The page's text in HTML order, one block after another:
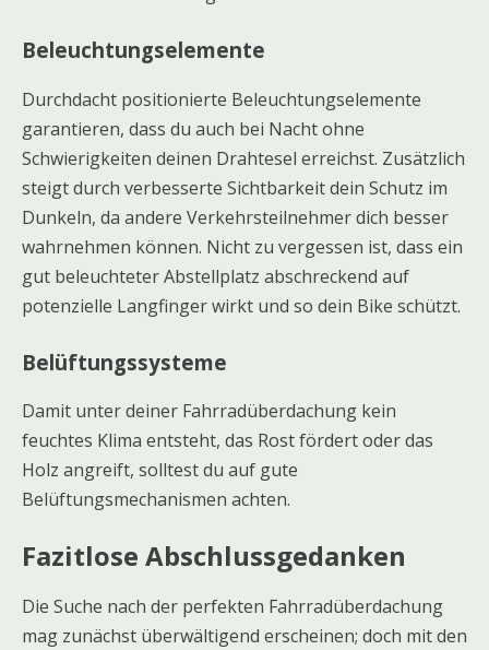
Beleuchtungselemente
Durchdacht positionierte Beleuchtungselemente
garantieren, dass du auch bei Nacht ohne
Schwierigkeiten deinen Drahtesel erreichst. Zusätzlich
steigt durch verbesserte Sichtbarkeit dein Schutz im
Dunkeln, da andere Verkehrsteilnehmer dich besser
wahrnehmen können. Nicht zu vergessen ist, dass ein
gut beleuchteter Abstellplatz abschreckend auf
potenzielle Langfinger wirkt und so dein Bike schützt.
Belüftungssysteme
Damit unter deiner Fahrradüberdachung kein
feuchtes Klima entsteht, das Rost fördert oder das
Holz angreift, solltest du auf gute
Belüftungsmechanismen achten.
Fazitlose Abschlussgedanken
Die Suche nach der perfekten Fahrradüberdachung
mag zunächst überwältigend erscheinen; doch mit den